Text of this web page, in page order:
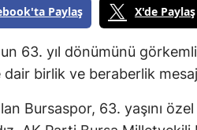
Paylaş X'de Paylaş
63. yıl dönümünü
birlik ve beraberlik
Bursaspor, 63. yaşını